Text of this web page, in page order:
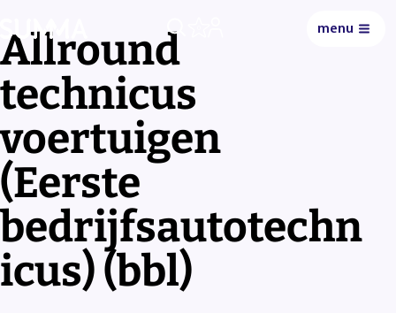
menu
Allround
technicus
voertuigen
(Eerste
bedrijfsautotechn
icus) (bbl)